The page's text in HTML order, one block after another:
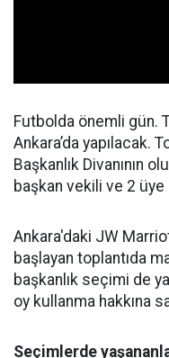
Futbolda önemli gün.
Ankara’da yapılacak.
Başkanlık Divanının
başkan vekili ve 2 üye
Ankara'daki JW
başlayan toplantıda
başkanlık seçimi de
oy kullanma hakkına
Seçimlerde